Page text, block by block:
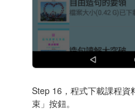
Step 16，程式下載課程資
束」按鈕。